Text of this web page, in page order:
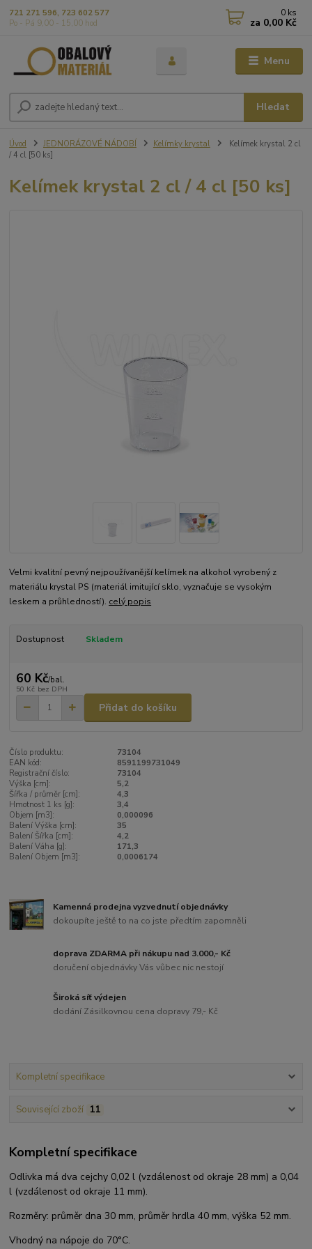
Menu
Hledat
721 271 596, 723 602 577
Po - Pá 9,00 - 15,00 hod
0 ks
za 0,00 Kč
Úvod JEDNORÁZOVÉ NÁDOBÍ Kelímky krystal
Kelímek krystal 2 cl
/ 4 cl [50 ks]
Kelímek krystal 2 cl / 4 cl [50 ks]
Velmi kvalitní pevný nejpoužívanější kelímek na alkohol vyrobený z
materiálu krystal PS (materiál imitující sklo, vyznačuje se vysokým
leskem a průhledností). celý popis
Dostupnost Skladem
60 Kč/bal.
50 Kč bez DPH
Přidat do košíku
Číslo produktu:
73104
EAN kód:
8591199731049
Registrační číslo:
73104
Výška [cm]:
5,2
Šířka / průměr [cm]:
4,3
Hmotnost 1 ks [g]:
3,4
Objem [m3]:
0,000096
Balení Výška [cm]:
35
Balení Šířka [cm]:
4,2
Balení Váha [g]:
171,3
Balení Objem [m3]:
0,0006174
Kamenná prodejna vyzvednutí objednávky
dokoupíte ještě to na co jste předtím zapomněli
doprava ZDARMA při nákupu nad 3.000,- Kč
doručení objednávky Vás vůbec nic nestojí
Široká síť výdejen
dodání Zásilkovnou cena dopravy 79,- Kč
Kompletní specifikace
Související zboží 11
Kompletní specifikace
Odlivka má dva cejchy 0,02 l (vzdálenost od okraje 28 mm) a 0,04
l (vzdálenost od okraje 11 mm).
Rozměry: průměr dna 30 mm, průměr hrdla 40 mm, výška 52 mm.
Vhodný na nápoje do 70°C.